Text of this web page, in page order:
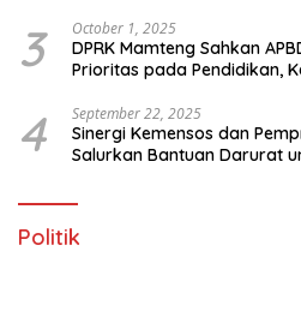
3 October 1, 2025
DPRK Mamteng Sahkan
Prioritas pada Pendidikan,
4 September 22, 2025
Sinergi Kemensos dan
Salurkan Bantuan Darurat
Politik